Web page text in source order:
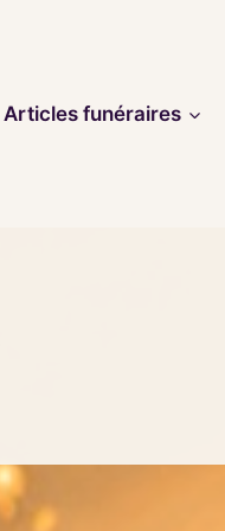
Articles funéraires